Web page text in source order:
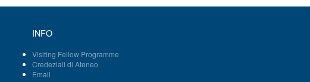
INFO
Visiting Fellow Programme
Credeziali di Ateneo
Email